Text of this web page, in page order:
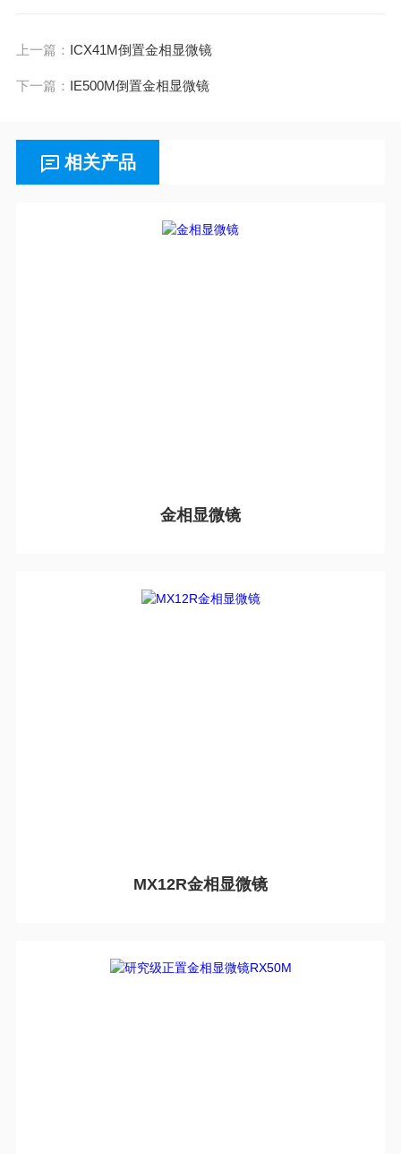
上一篇： ICX41M倒置金相显微镜
下一篇： IE500M倒置金相显微镜
相关产品
金相显微镜
MX12R金相显微镜